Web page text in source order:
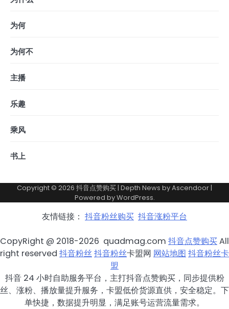
为何
为何不
主播
乐趣
乘风
书上
Copyright © 2026 抖音点赞购买| Depth News byAscendoor|
Powered byWordPress.
友情链接： 抖音粉丝购买 抖音涨粉平台
CopyRight @ 2018-2026 quadmag.com 抖音点赞购买All
right reserved 抖音粉丝抖音粉丝卡盟网 网站地图 抖音粉丝卡
盟
抖音 24 小时自助服务平台，主打抖音点赞购买，同步提供粉
丝、涨粉、播放量提升服务，卡盟低价货源直供，安全稳定。下
单快捷，数据提升明显，满足账号运营流量需求。